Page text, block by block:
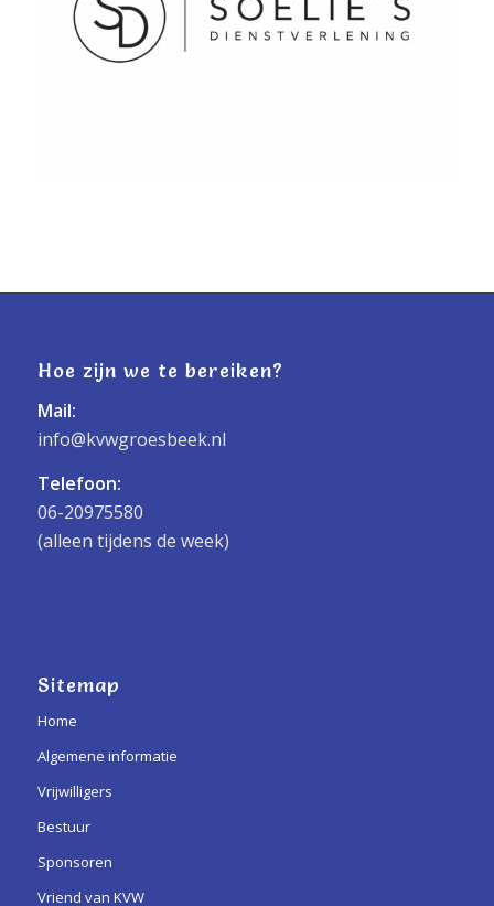
Hoe zijn we te bereiken?
Mail:
info@kvwgroesbeek.nl
Telefoon:
06-20975580
(alleen tijdens de week)
Sitemap
Home
Algemene informatie
Vrijwilligers
Bestuur
Sponsoren
Vriend van KVW